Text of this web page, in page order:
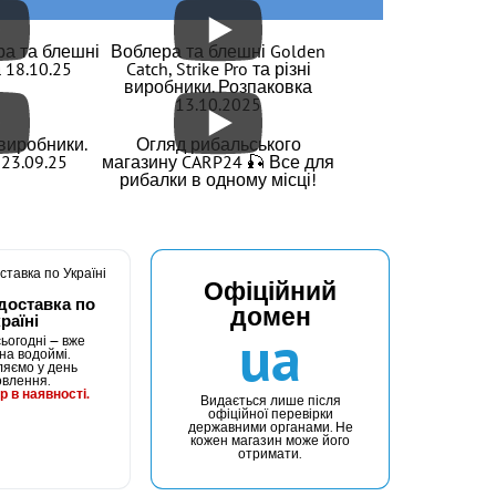
КУПИТИ
Гачок Fanatik FEEDER FF-22 №12
та блешні
18.10.25
Воблера та блешні Golden
Catch, Strike Pro та різні
виробники. Розпаковка
13.10.2025
Огляд рибальського
магазину CARP24 🎣 Все для
рибалки в одному місці!
по
— вже
водоймі.
у день
в наявності.
Офіційний
домен
ua
Видається лише після
офіційної перевірки
державними органами. Не
кожен магазин може його
отримати.